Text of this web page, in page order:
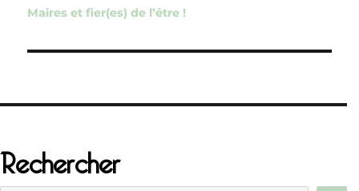
l’article
Maires et fier(es) de l’être !
Rechercher